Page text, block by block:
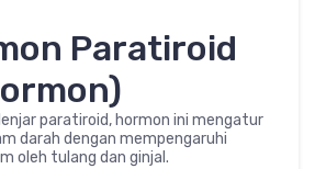
Paratiroid
paratiroid, hormon ini mengatur
darah dengan mempengaruhi
oleh tulang dan ginjal.